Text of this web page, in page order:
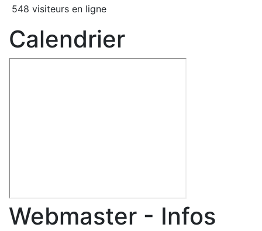
548 visiteurs en ligne
Calendrier
Webmaster - Infos